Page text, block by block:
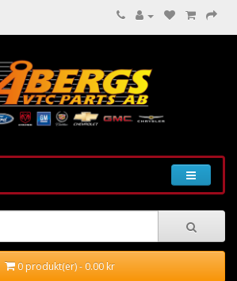
0 produkt(er) - 0.00 kr